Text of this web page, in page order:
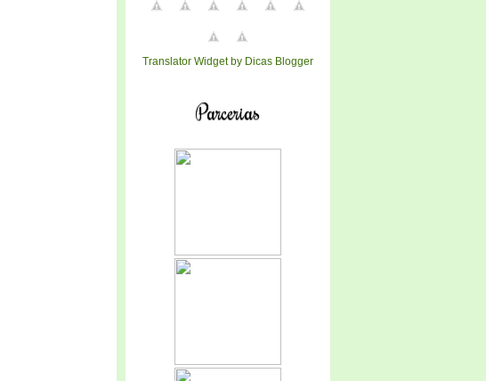
Translator Widget by Dicas Blogger
Parcerias